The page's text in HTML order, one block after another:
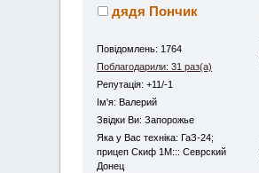
дядя Пончик
Повідомлень: 1764
Поблагодарили: 31 раз(а)
Репутація: +11/-1
Iм'я: Валерий
Звідки Ви: Запорожье
Яка у Вас техніка: ГаЗ-24;
прицеп Скиф 1М::: Севрский
Донец